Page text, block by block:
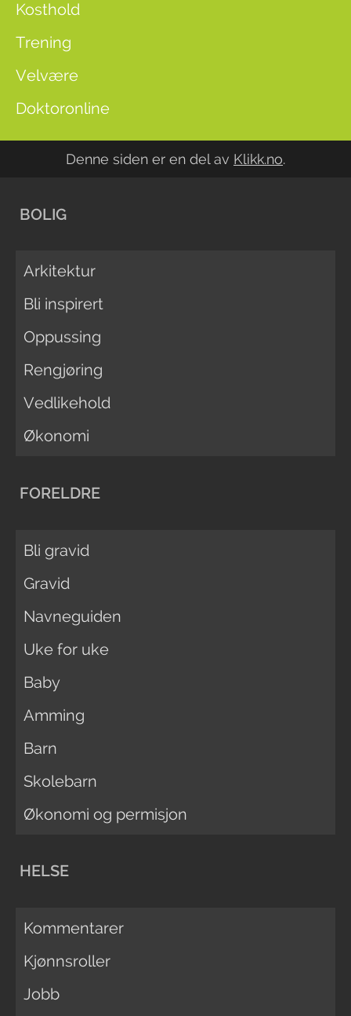
Kosthold
Trening
Velvære
Doktoronline
Denne siden er en del av Klikk.no.
BOLIG
Arkitektur
Bli inspirert
Oppussing
Rengjøring
Vedlikehold
Økonomi
FORELDRE
Bli gravid
Gravid
Navneguiden
Uke for uke
Baby
Amming
Barn
Skolebarn
Økonomi og permisjon
HELSE
Kommentarer
Kjønnsroller
Jobb